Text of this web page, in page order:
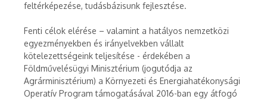
feltérképezése, tudásbázisunk fejlesztése.
Fenti célok elérése – valamint a hatályos nemzetközi
egyezményekben és irányelvekben vállalt
kötelezettségeink teljesítése - érdekében a
Földművelésügyi Minisztérium (jogutódja az
Agrárminisztérium) a Környezeti és Energiahatékonysági
Operatív Program támogatásával 2016-ban egy átfogó